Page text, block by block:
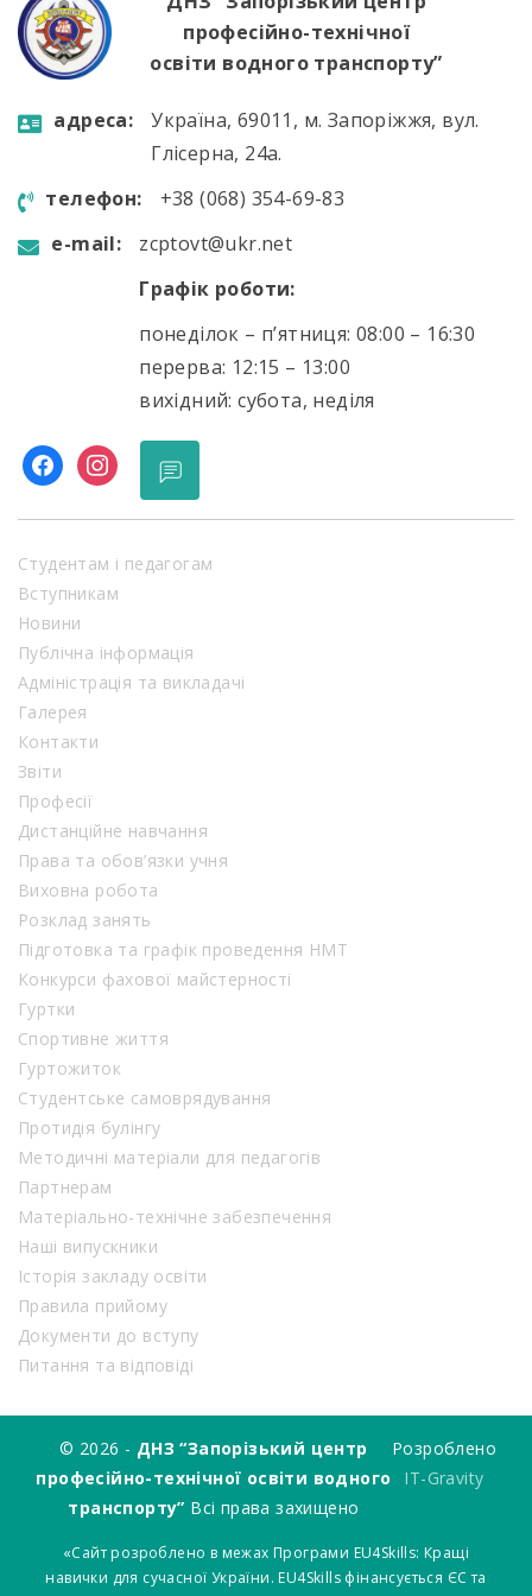
професійно-технічної
освіти водного транспорту”
aдресa:
Україна, 69011, м. Запоріжжя, вул.
Глісерна, 24а.
телефон:
+38 (068) 354-69-83
e-mail:
zcptovt@ukr.net
Графік роботи:
понеділок – п’ятниця: 08:00 – 16:30
перерва: 12:15 – 13:00
вихідний: субота, неділя
facebookinstagram
Студентам і педагогам
Вступникам
Новини
Публічна інформація
Адміністрація та викладачі
Галерея
Контакти
Звіти
Професії
Дистанційне навчання
Права та обов’язки учня
Виховна робота
Розклад занять
Підготовка та графік проведення НМТ
Конкурси фахової майстерності
Гуртки
Спортивне життя
Гуртожиток
Студентське самоврядування
Протидія булінгу
Методичні матеріали для педагогів
Партнерам
Матеріально-технічне забезпечення
Наші випускники
Історія закладу освіти
Правила прийому
Документи до вступу
Питання та відповіді
© 2026 - ДНЗ “Запорізький центр
професійно-технічної освіти водного
транспорту” Всі права захищено
Розроблено
IT-Gravity
«Сайт розроблено в межах Програми EU4Skills: Кращі
навички для сучасної України. EU4Skills фінансується ЄС та